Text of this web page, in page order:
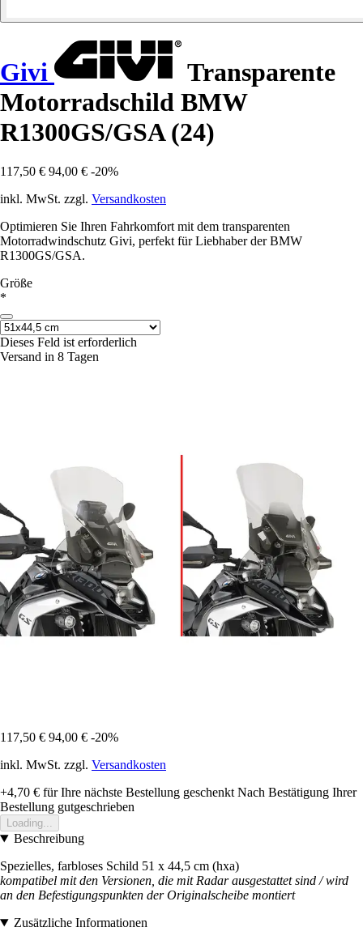
Givi
Transparente
Motorradschild BMW
R1300GS/GSA (24)
117,50 € 94,00 € -20%
inkl. MwSt. zzgl. Versandkosten
Optimieren Sie Ihren Fahrkomfort mit dem transparenten
Motorradwindschutz Givi, perfekt für Liebhaber der BMW
R1300GS/GSA.
Größe
*
Dieses Feld ist erforderlich
Versand in 8 Tagen
117,50 € 94,00 € -20%
inkl. MwSt. zzgl. Versandkosten
+4,70 € für Ihre nächste Bestellung geschenkt Nach Bestätigung Ihrer
Bestellung gutgeschrieben
Loading...
Beschreibung
Spezielles, farbloses Schild 51 x 44,5 cm (hxa)
kompatibel mit den Versionen, die mit Radar ausgestattet sind / wird
an den Befestigungspunkten der Originalscheibe montiert
Zusätzliche Informationen